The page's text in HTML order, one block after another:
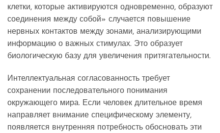
клетки, которые активируются одновременно, образуют
соединения между собой» случается повышение
нервных контактов между зонами, анализирующими
информацию о важных стимулах. Это образует
биологическую базу для увеличения притягательности.
Интеллектуальная согласованность требует
сохранении последовательного понимания
окружающего мира. Если человек длительное время
направляет внимание специфическому элементу,
появляется внутренняя потребность обосновать эти